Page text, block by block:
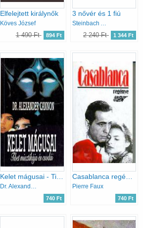
Elfelejtett királynők
Köves József
1 490 Ft 894 Ft
3 nővér és 1 fiú
Steinbach Annamária
2 240 Ft 1 344 Ft
Kelet mágusai - Tibet misztikája és csodái
Dr. Alexander Cannon
740 Ft
Casablanca regénye
Pierre Faux
740 Ft